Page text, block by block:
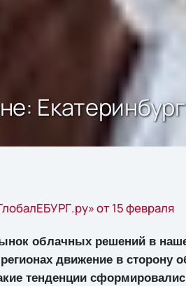
Екатеринбург
от 15 февраля
облачных решений в
движение в сторону
тенденции